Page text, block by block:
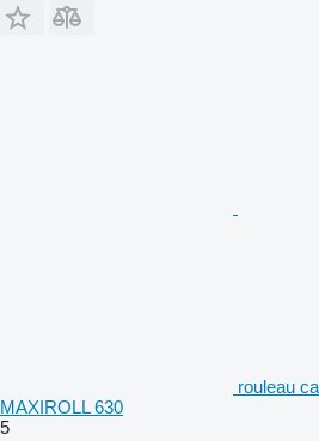
rouleau
MAXIROLL 630
5